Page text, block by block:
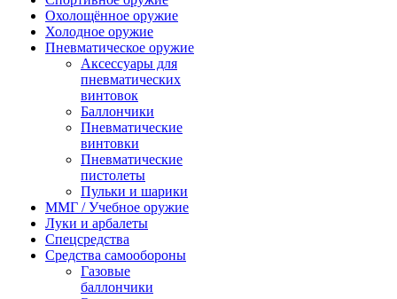
Охолощённое оружие
Холодное оружие
Пневматическое оружие
Аксессуары для
пневматических
винтовок
Баллончики
Пневматические
винтовки
Пневматические
пистолеты
Пульки и шарики
ММГ / Учебное оружие
Луки и арбалеты
Спецсредства
Средства самообороны
Газовые
баллончики